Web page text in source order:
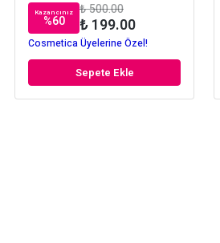
Kazancınız
%60
₺ 500.00
₺ 199.00
Cosmetica Üyelerine Özel!
Sepete Ekle